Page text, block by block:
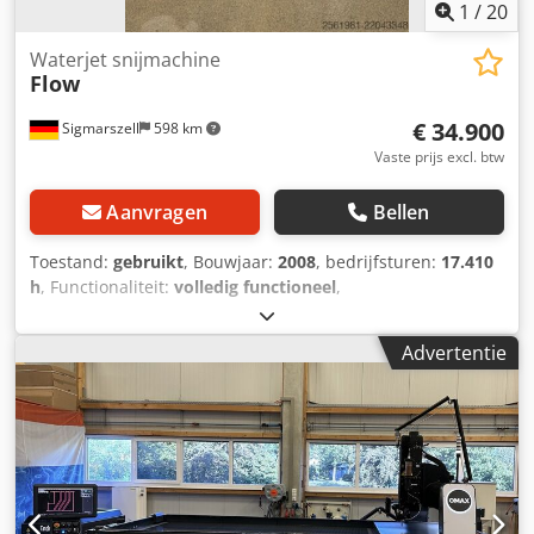
1 /20
Sigmarszell 598 km
Waterjet snijmachine
Flow
€ 34.900
Vaste prijs excl. btw
Aanvragen Bellen
Toestand: gebruikt, Bouwjaar: 2008, bedrijfsturen: 17.410
h, Functionaliteit: volledig functioneel,
400149
vermogen:75 kW (101,97 pk), FLOW waterjetmachine met
geïntegreerde bedieningsbrug Wij verkopen onze
waterjetmachine van Flow, inclusief waterreservoir van
roestvrij staal, een 6000 bar pomp, zand- en
abrasiefaanvoer. Het zandfilter (afvalwaterzuivering) is
optioneel en is niet inbegrepen in de prijs. De machine is
sinds 2008 in ons bezit en is sinds 2 juli 2026 niet meer in
gebruik. De machine wordt vervangen door een nieuwe
Advertentie